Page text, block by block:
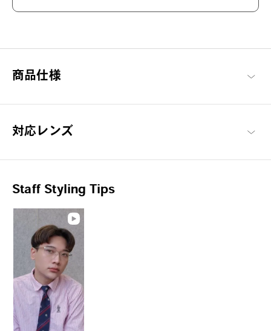
かっちりとシャープな装いで、相手に信頼感を与えるスタイリッ
商品仕様
対応レンズ
Staff Styling Tips